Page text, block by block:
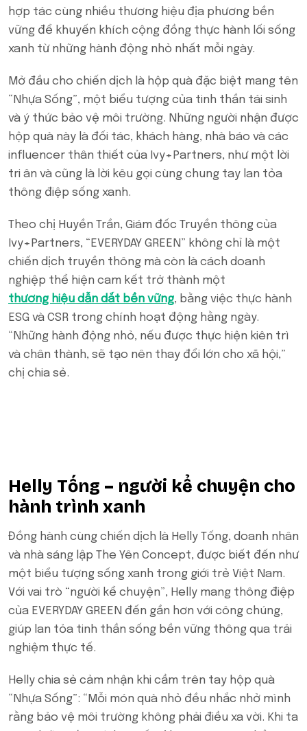
hợp tác cùng nhiều thương hiệu địa phương bền
vững để khuyến khích cộng đồng thực hành lối sống
xanh từ những hành động nhỏ nhất mỗi ngày.
Mở đầu cho chiến dịch là hộp quà đặc biệt mang tên
“Nhựa Sống”, một biểu tượng của tinh thần tái sinh
và ý thức bảo vệ môi trường. Những người nhận được
hộp quà này là đối tác, khách hàng, nhà báo và các
influencer thân thiết của Ivy+Partners, như một lời
tri ân và cũng là lời kêu gọi cùng chung tay lan tỏa
thông điệp sống xanh.
Theo chị Huyền Trần, Giám đốc Truyền thông của
Ivy+Partners, “EVERYDAY GREEN” không chỉ là một
chiến dịch truyền thông mà còn là cách doanh
nghiệp thể hiện cam kết trở thành một
thương hiệu dẫn dắt bền vững, bằng việc thực hành
ESG và CSR trong chính hoạt động hằng ngày.
“Những hành động nhỏ, nếu được thực hiện kiên trì
và chân thành, sẽ tạo nên thay đổi lớn cho xã hội,”
chị chia sẻ.
Helly Tống – người kể chuyện cho
hành trình xanh
Đồng hành cùng chiến dịch là Helly Tống, doanh nhân
và nhà sáng lập The Yên Concept, được biết đến như
một biểu tượng sống xanh trong giới trẻ Việt Nam.
Với vai trò “người kể chuyện”, Helly mang thông điệp
của EVERYDAY GREEN đến gần hơn với công chúng,
giúp lan tỏa tinh thần sống bền vững thông qua trải
nghiệm thực tế.
Helly chia sẻ cảm nhận khi cầm trên tay hộp quà
“Nhựa Sống”: “Mỗi món quà nhỏ đều nhắc nhở mình
rằng bảo vệ môi trường không phải điều xa vời. Khi ta